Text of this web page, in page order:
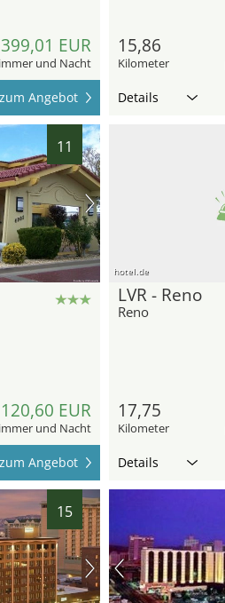
EUR
und Nacht
zum Angebot
15,86
Kilometer
Details
11
EUR
und Nacht
zum Angebot
hotel.de
LVR - Reno
Reno
17,75
Kilometer
Details
15